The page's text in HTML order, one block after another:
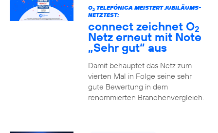
O2TELEFÓNICA MEISTERT JUBILÄUMS-
NETZTEST:
connect zeichnet O2
Netz erneut mit Note
„Sehr gut“ aus
Damit behauptet das Netz zum
vierten Mal in Folge seine sehr
gute Bewertung in dem
renommierten Branchenvergleich.